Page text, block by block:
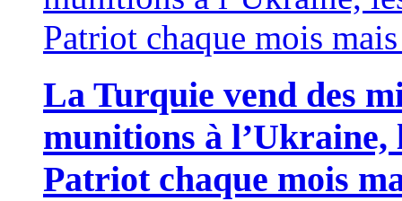
La Turquie vend des
munitions à l’Ukraine,
Patriot chaque mois